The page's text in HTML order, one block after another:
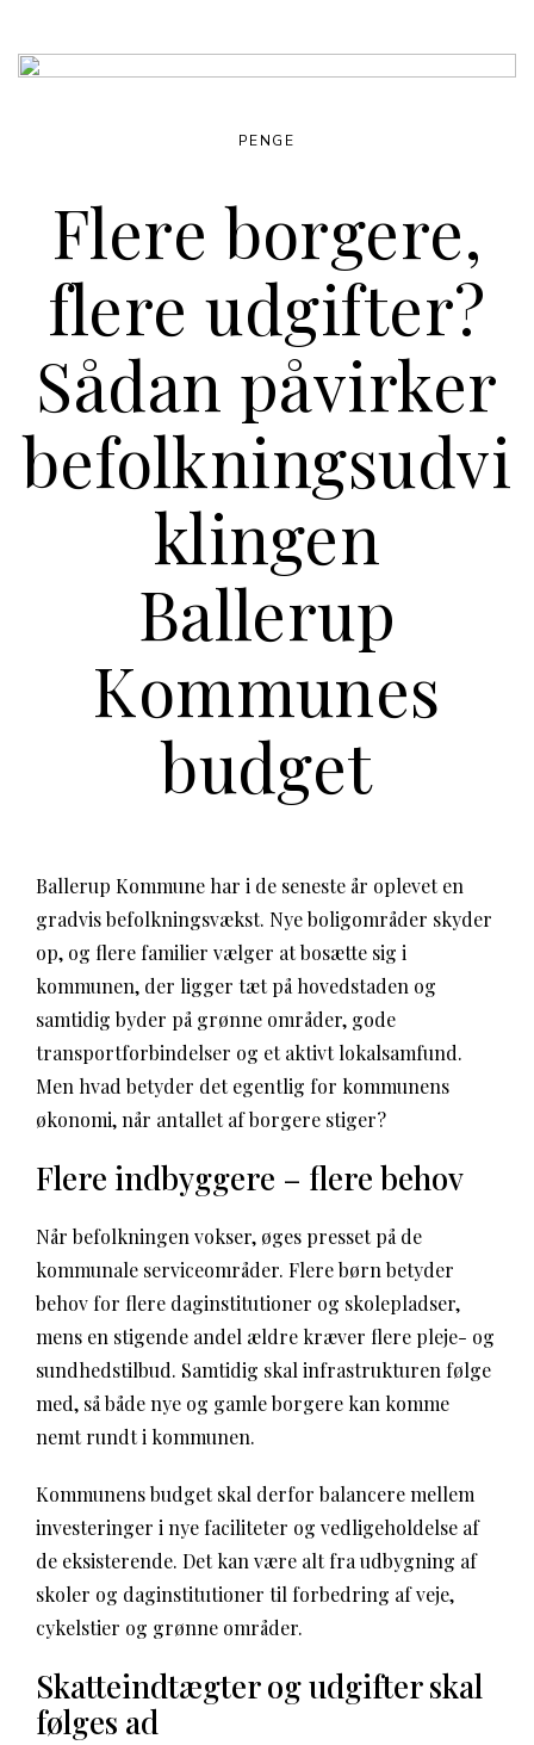
Flere borgere,
flere udgifter?
Sådan påvirker
befolkningsudvi
klingen
Ballerup
Kommunes
budget
PENGE
Ballerup Kommune har i de seneste år oplevet en
gradvis befolkningsvækst. Nye boligområder skyder
op, og flere familier vælger at bosætte sig i
kommunen, der ligger tæt på hovedstaden og
samtidig byder på grønne områder, gode
transportforbindelser og et aktivt lokalsamfund.
Men hvad betyder det egentlig for kommunens
økonomi, når antallet af borgere stiger?
Flere indbyggere – flere behov
Når befolkningen vokser, øges presset på de
kommunale serviceområder. Flere børn betyder
behov for flere daginstitutioner og skolepladser,
mens en stigende andel ældre kræver flere pleje- og
sundhedstilbud. Samtidig skal infrastrukturen følge
med, så både nye og gamle borgere kan komme
nemt rundt i kommunen.
Kommunens budget skal derfor balancere mellem
investeringer i nye faciliteter og vedligeholdelse af
de eksisterende. Det kan være alt fra udbygning af
skoler og daginstitutioner til forbedring af veje,
cykelstier og grønne områder.
Skatteindtægter og udgifter skal
følges ad